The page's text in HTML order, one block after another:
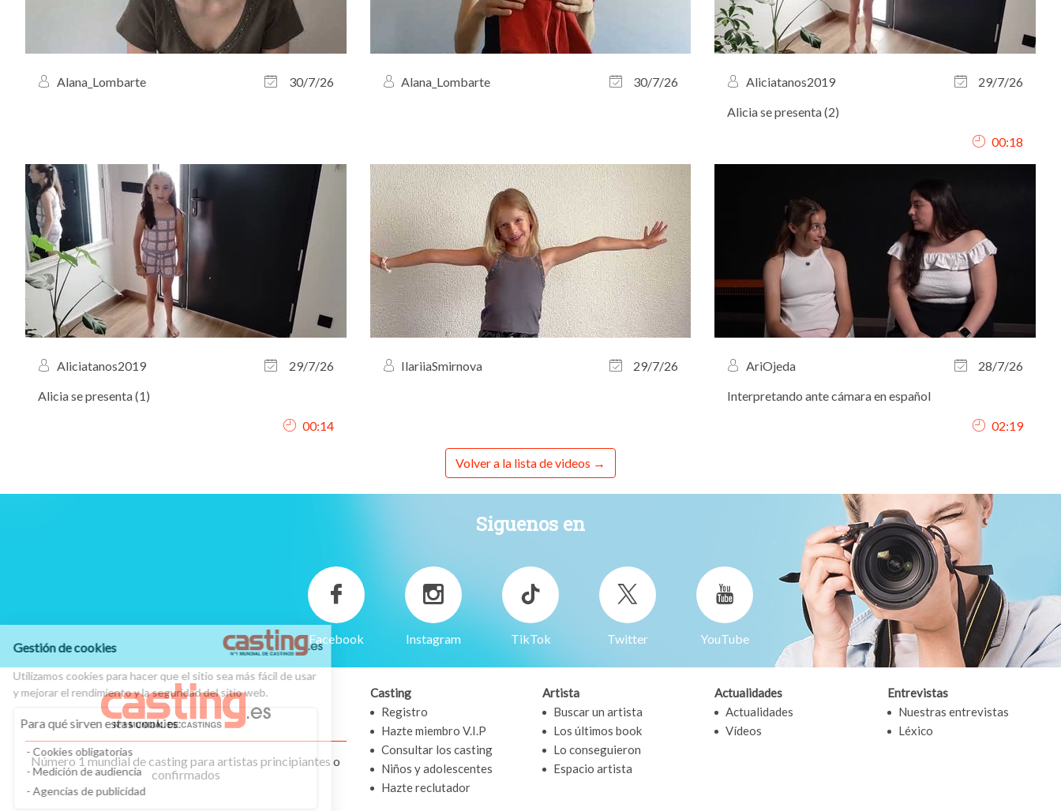
Alana_Lombarte 30/7/26 Alana_Lombarte 30/7/26 Aliciatanos2019
29/7/26
Alicia se presenta (2)
00:18
Aliciatanos2019
29/7/26
Alicia se presenta (1)
00:14
IlariiaSmirnova 29/7/26 AriOjeda
28/7/26
Interpretando ante cámara en español
02:19
Volver a la lista de videos
Siguenos en
Facebook Instagram TikTok Twitter YouTube
Número 1 mundial de casting para artistas principiantes o
confirmados
Casting
Registro
Hazte miembro V.I.P
Consultar los casting
Niños y adolescentes
Hazte reclutador
Artista
Buscar un artista
Los últimos book
Lo conseguieron
Espacio artista
Actualidades
Actualidades
Vídeos
Entrevistas
Nuestras entrevistas
Léxico
Gestión de cookies
Utilizamos cookies para hacer que el sitio sea más fácil de usar
y mejorar el rendimiento y la seguridad del sitio web.
Para qué sirven estas cookies:
Cookies obligatorias
Medición de audiencia
Agencias de publicidad